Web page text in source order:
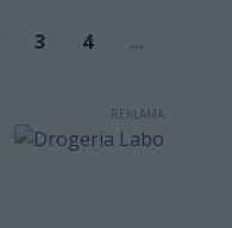
3 4 ...
REKLAMA